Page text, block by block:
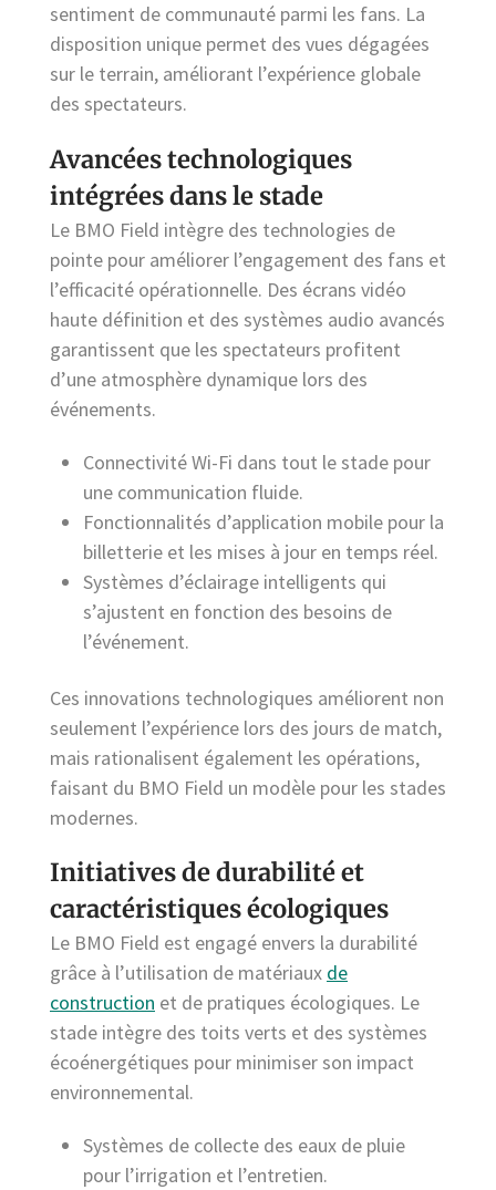
sentiment de communauté parmi les fans. La
disposition unique permet des vues dégagées
sur le terrain, améliorant l’expérience globale
des spectateurs.
Avancées technologiques
intégrées dans le stade
Le BMO Field intègre des technologies de
pointe pour améliorer l’engagement des fans et
l’efficacité opérationnelle. Des écrans vidéo
haute définition et des systèmes audio avancés
garantissent que les spectateurs profitent
d’une atmosphère dynamique lors des
événements.
Connectivité Wi-Fi dans tout le stade pour
une communication fluide.
Fonctionnalités d’application mobile pour la
billetterie et les mises à jour en temps réel.
Systèmes d’éclairage intelligents qui
s’ajustent en fonction des besoins de
l’événement.
Ces innovations technologiques améliorent non
seulement l’expérience lors des jours de match,
mais rationalisent également les opérations,
faisant du BMO Field un modèle pour les stades
modernes.
Initiatives de durabilité et
caractéristiques écologiques
Le BMO Field est engagé envers la durabilité
grâce à l’utilisation de matériaux de
construction et de pratiques écologiques. Le
stade intègre des toits verts et des systèmes
écoénergétiques pour minimiser son impact
environnemental.
Systèmes de collecte des eaux de pluie
pour l’irrigation et l’entretien.